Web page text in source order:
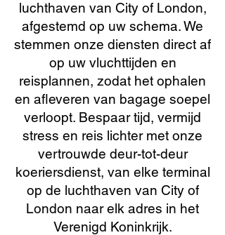
luchthaven van City of London,
afgestemd op uw schema. We
stemmen onze diensten direct af
op uw vluchttijden en
reisplannen, zodat het ophalen
en afleveren van bagage soepel
verloopt. Bespaar tijd, vermijd
stress en reis lichter met onze
vertrouwde deur-tot-deur
koeriersdienst, van elke terminal
op de luchthaven van City of
London naar elk adres in het
Verenigd Koninkrijk.